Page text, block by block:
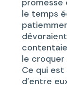
promesse
le temps
le
Ce qui est
d’entre